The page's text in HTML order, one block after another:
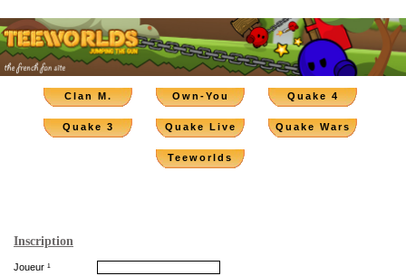
Clan M. Own-You Quake 4
Quake 3 Quake Live Quake Wars
Teeworlds
Inscription
Joueur ¹